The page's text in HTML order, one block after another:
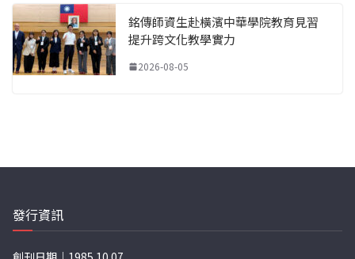
銘傳師資生赴橫濱中華學院教育見習
提升跨文化教學實力
2026-08-05
發行資訊